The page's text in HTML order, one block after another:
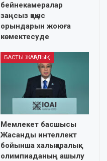
бейнекамералар
заңсыз қоқыс
орындарын жоюға
көмектесуде
БАСТЫ ЖАҢАЛЫҚ
Мемлекет басшысы
Жасанды интеллект
бойынша халықаралық
олимпиаданың ашылу